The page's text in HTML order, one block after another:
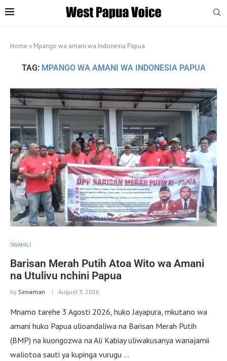
Home » Mpango wa amani wa Indonesia Papua
TAG: MPANGO WA AMANI WA INDONESIA PAPUA
SWAHILI
Barisan Merah Putih Atoa Wito wa Amani
na Utulivu nchini Papua
by Senaman August 3, 2026
Mnamo tarehe 3 Agosti 2026, huko Jayapura, mkutano wa
amani huko Papua ulioandaliwa na Barisan Merah Putih
(BMP) na kuongozwa na Ali Kabiay uliwakusanya wanajamii
waliotoa sauti ya kupinga vurugu …